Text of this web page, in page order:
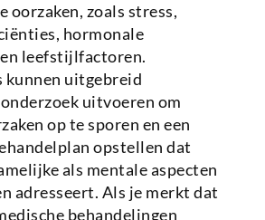
oorzaken, zoals stress,
hormonale
leefstijlfactoren.
kunnen uitgebreid
uitvoeren om
op te sporen en een
opstellen dat
als mentale aspecten
adresseert. Als je merkt dat
behandelingen